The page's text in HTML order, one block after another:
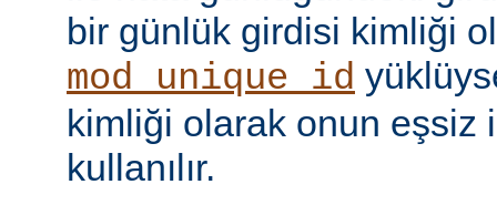
bir günlük girdisi kimliği
mod_unique_id
kimliği olarak onun eşsiz
kullanılır.